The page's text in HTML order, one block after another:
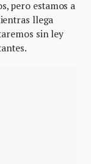
pero estamos a
llega
sin ley